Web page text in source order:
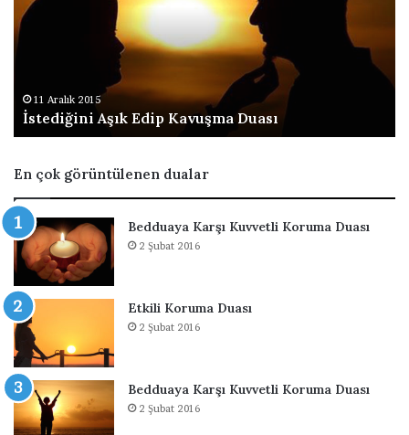
d
i
A
ı
k
E
d
i
p
K
a
v
u
ş
m
a
D
11 Aralık 2015
İstediğini Aşık Edip Kavuşma Duası
En çok görüntülenen dualar
Bedduaya Karşı Kuvvetli Koruma Duası
2 Şubat 2016
Etkili Koruma Duası
2 Şubat 2016
Bedduaya Karşı Kuvvetli Koruma Duası
2 Şubat 2016